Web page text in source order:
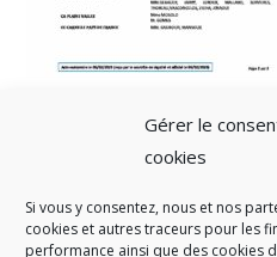
Gérer le
cookies
Si vous y consentez, nous et nos
cookies et autres traceurs pour les
performance ainsi que des cookies
A SAVOIR